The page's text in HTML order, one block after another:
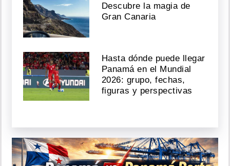
Descubre la magia de
Gran Canaria
Hasta dónde puede llegar
Panamá en el Mundial
2026: grupo, fechas,
figuras y perspectivas